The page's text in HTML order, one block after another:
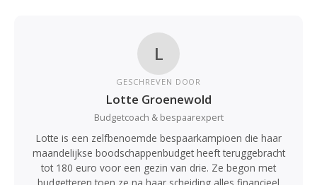
L
GESCHREVEN DOOR
Lotte Groenewold
Budgetcoach & bespaarexpert
Lotte is een zelfbenoemde bespaarkampioen die haar
maandelijkse boodschappenbudget heeft teruggebracht
tot 180 euro voor een gezin van drie. Ze begon met
budgetteren toen ze na haar scheiding alles financieel